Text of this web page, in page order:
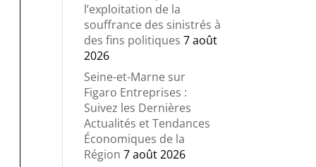
l’exploitation de la
souffrance des sinistrés à
des fins politiques 7 août
2026
Seine-et-Marne sur
Figaro Entreprises :
Suivez les Dernières
Actualités et Tendances
Économiques de la
Région 7 août 2026